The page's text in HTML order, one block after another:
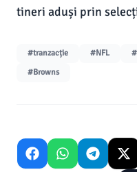
tineri aduși prin
#tranzacție #NFL
#Browns